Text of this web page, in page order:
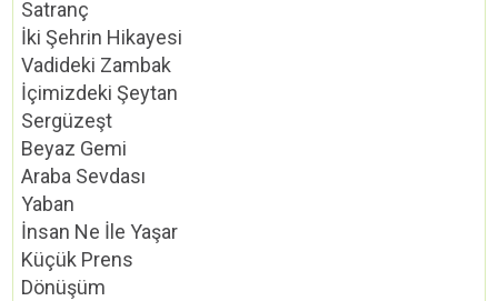
Satranç
İki Şehrin Hikayesi
Vadideki Zambak
İçimizdeki Şeytan
Sergüzeşt
Beyaz Gemi
Araba Sevdası
Yaban
İnsan Ne İle Yaşar
Küçük Prens
Dönüşüm